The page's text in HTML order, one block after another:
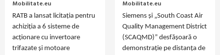
Mobilitate.eu
RATB a lansat licitația pentru
achiziția a 6 sisteme de
acționare cu invertoare
trifazate și motoare
Mobilitate.eu
Siemens și „South Coast Air
Quality Management District
(SCAQMD)” desfășoară o
demonstrație pe distanța de